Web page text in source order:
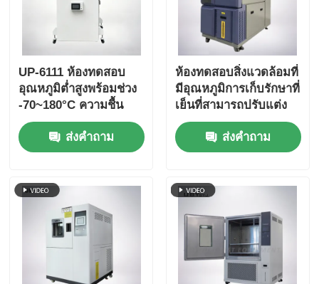
UP-6111 ห้องทดสอบ
อุณหภูมิต่ำสูงพร้อมช่วง
-70~180°C ความชื้น
20%~98% และระบบ
ควบคุมหน้าจอสัมผัส
อัจฉริยะ
ส่งคำถาม
ห้องทดสอบสิ่งแวดล้อมที่
มีอุณหภูมิการเก็บรักษาที่
เย็นที่สามารถปรับแต่ง
ได้ ประตูแก้วหมักสอง
ชั้นและภายในสแตนเลส
SUS # 304
ส่งคำถาม